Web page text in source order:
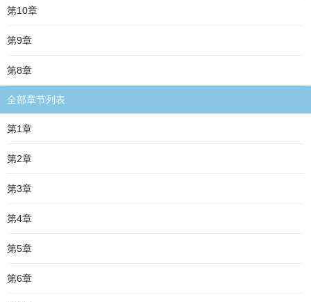
第10章
第9章
第8章
全部章节列表
第1章
第2章
第3章
第4章
第5章
第6章